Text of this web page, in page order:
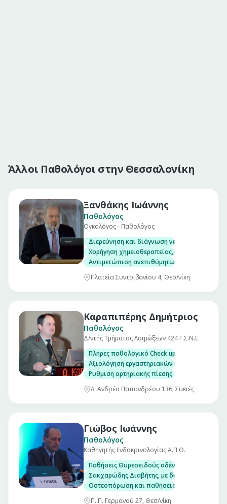
Άλλοι Παθολόγοι στην Θεσσαλονίκη
Ξανθάκης Ιωάννης
Παθολόγος
Ογκολόγος - Παθολόγος
Διερεύνηση και διάγνωση νεοπλασιών
Χορήγηση χημειοθεραπείας,
Αντιμετώπιση ανεπιθύμητων ενεργειών και
Πλατεία Συντριβανίου 4, Θεσ/νίκη
Καραπιπέρης Δημήτριος
Παθολόγος
Δ/ντής Τμήματος Λοιμώξεων 424 Γ.Σ.Ν.Ε.
Πλήρες παθολογικό Check up σε άνδρες και
Αξιολόγηση εργαστηριακών εξετάσεων
Ρυθμιση αρτηριακής πίεσης
Λ. Ανδρέα Παπανδρέου 136, Συκιές
Γιώβος Ιωάννης
Παθολόγος
Καθηγητής Ενδοκρινολογίας Α.Π.Θ.
Παθήσεις Θυρεοειδούς αδένα, με
Σακχαρώδης Διαβήτης, με δυνατότητα
Οστεοπόρωση και παθήσεις μεταβολισμού
Π. Π. Γερμανού 27, Θεσ/νίκη